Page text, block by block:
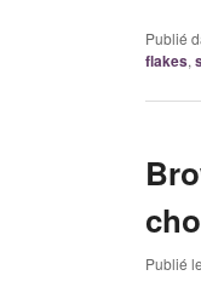
Publié
flakes,
Publié le